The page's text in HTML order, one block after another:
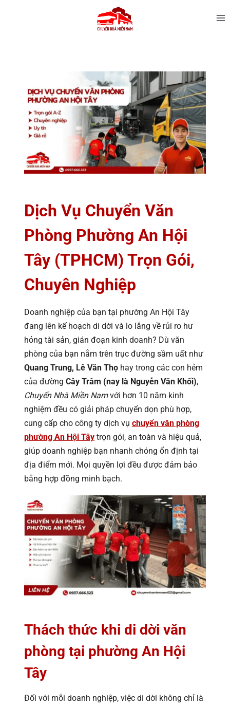
Dịch Vụ Chuyển Văn
Phòng Phường An Hội
Tây (TPHCM) Trọn Gói,
Chuyên Nghiệp
Doanh nghiệp của bạn tại phường An Hội Tây
đang lên kế hoạch di dời và lo lắng về rủi ro hư
hỏng tài sản, gián đoạn kinh doanh? Dù văn
phòng của bạn nằm trên trục đường sầm uất như
Quang Trung, Lê Văn Thọ hay trong các con hẻm
của đường Cây Trâm (nay là Nguyễn Văn Khối),
Chuyển Nhà Miền Namvới hơn 10 năm kinh
nghiệm đều có giải pháp chuyển dọn phù hợp,
cung cấp cho công ty dịch vụ chuyển văn phòng
phường An Hội Tây trọn gói, an toàn và hiệu quả,
giúp doanh nghiệp bạn nhanh chóng ổn định tại
địa điểm mới. Mọi quyền lợi đều được đảm bảo
bằng hợp đồng minh bạch.
Thách thức khi di dời văn
phòng tại phường An Hội
Tây
Đối với mỗi doanh nghiệp, việc di dời không chỉ là